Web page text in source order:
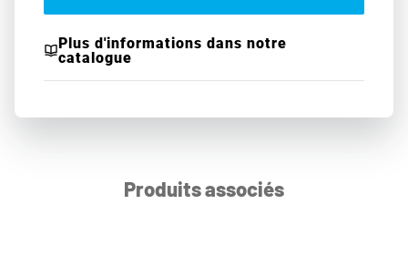
Plus d'informations dans notre
catalogue
Produits associés